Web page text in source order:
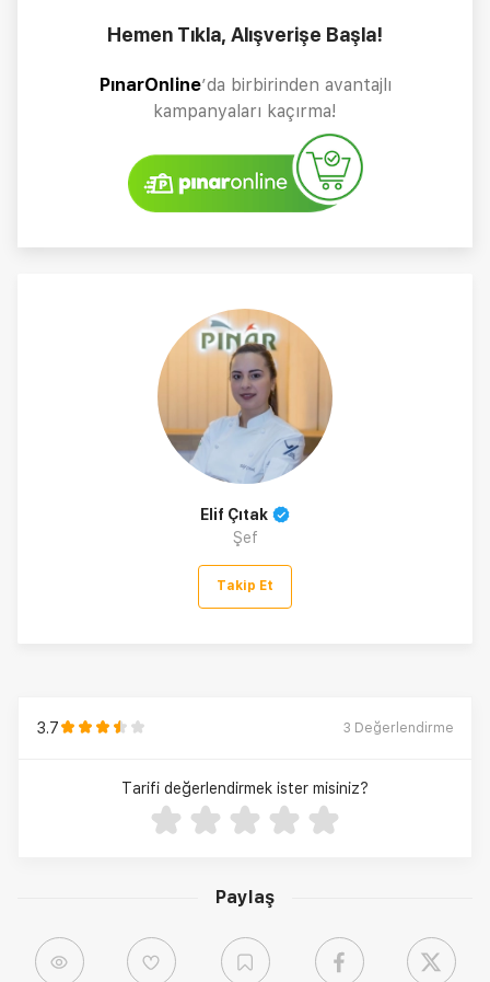
Paylaş
Hemen Tıkla, Alışverişe Başla!
PınarOnline’da birbirinden avantajlı
kampanyaları kaçırma!
Elif Çıtak
Şef
Takip Et
3.7 3 Değerlendirme
Tarifi değerlendirmek ister misiniz?